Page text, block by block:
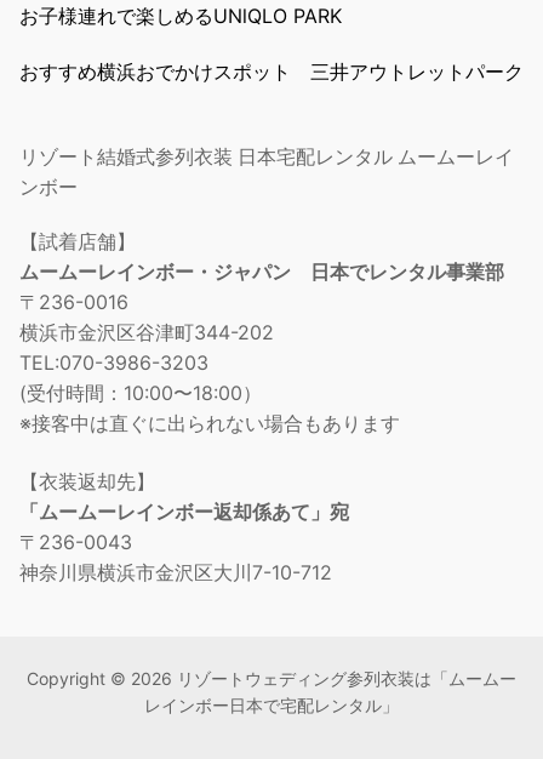
お子様連れで楽しめるUNlQLO PARK
おすすめ横浜おでかけスポット 三井アウトレットパーク
リゾート結婚式参列衣装 日本宅配レンタル ムームーレイ
ンボー
【試着店舗】
ムームーレインボー・ジャパン 日本でレンタル事業部
〒236-0016
横浜市金沢区谷津町344-202
TEL:070-3986-3203
(受付時間：10:00〜18:00）
※接客中は直ぐに出られない場合もあります
【衣装返却先】
「ムームーレインボー返却係あて」宛
〒236-0043
神奈川県横浜市金沢区大川7-10-712
Copyright © 2026 リゾートウェディング参列衣装は「ムームー
レインボー日本で宅配レンタル」